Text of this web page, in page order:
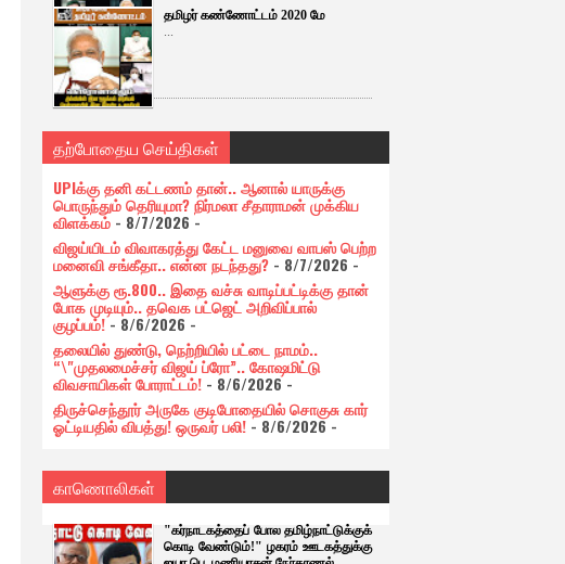
தமிழர் கண்ணோட்டம் 2020 மே
...
தற்போதைய செய்திகள்
UPIக்கு தனி கட்டணம் தான்.. ஆனால் யாருக்கு
பொருந்தும் தெரியுமா? நிர்மலா சீதாராமன் முக்கிய
விளக்கம் - 8/7/2026 -
விஜய்யிடம் விவாகரத்து கேட்ட மனுவை வாபஸ் பெற்ற
மனைவி சங்கீதா.. என்ன நடந்தது? - 8/7/2026 -
ஆளுக்கு ரூ.800.. இதை வச்சு வாடிப்பட்டிக்கு தான்
போக முடியும்.. தவெக பட்ஜெட் அறிவிப்பால்
குழப்பம்!- 8/6/2026 -
தலையில் துண்டு, நெற்றியில் பட்டை நாமம்..
“\"முதலமைச்சர் விஜய் ப்ரோ”.. கோஷமிட்டு
விவசாயிகள் போராட்டம்! - 8/6/2026-
திருச்செந்தூர் அருகே குடிபோதையில் சொகுசு கார்
ஓட்டியதில் விபத்து! ஒருவர் பலி! - 8/6/2026-
காணொலிகள்
"கர்நாடகத்தைப் போல தமிழ்நாட்டுக்குக்
கொடி வேண்டும்!" ழகரம் ஊடகத்துக்கு